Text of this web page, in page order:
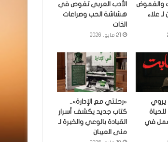
والغموض
علاء
الأدب العربي تغوص في
هشاشة الحب وصراعات
الذات
21 مايو، 2026
يروي
في
«رحلتي مع الإدارة»..
كتاب جديد يكشف أسرار
القيادة بالوعي والخبرة لـ
منى العيبان